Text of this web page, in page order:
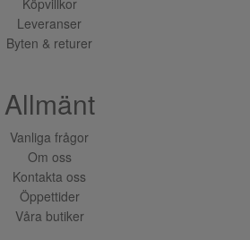
Köpvillkor
Leveranser
Byten & returer
Allmänt
Vanliga frågor
Om oss
Kontakta oss
Öppettider
Våra butiker